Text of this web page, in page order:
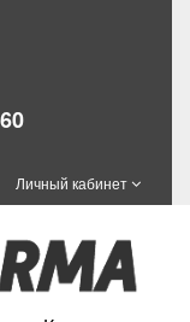
Личный кабинет